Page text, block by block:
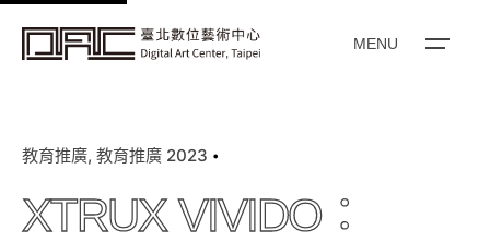
k
c
n
MENU
教育推廣 教育推廣 2023
XTRUX VIVIDO：